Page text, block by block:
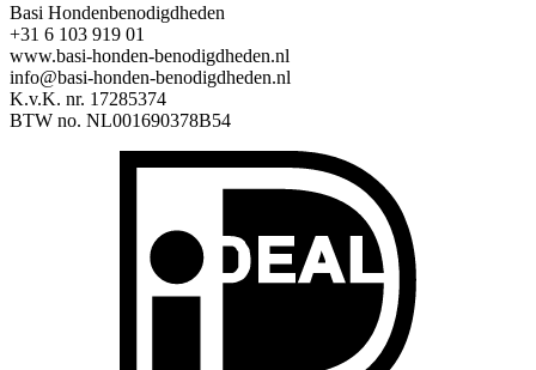
Basi Hondenbenodigdheden
+31 6 103 919 01
www.basi-honden-benodigdheden.nl
info@basi-honden-benodigdheden.nl
K.v.K. nr. 17285374
BTW no. NL001690378B54